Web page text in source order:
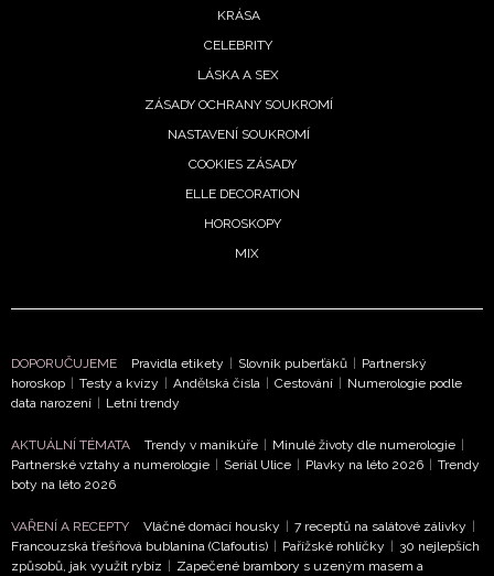
NEWSLETTER
ODESLAT
podmínkami společnosti BurdaMedia Extra s.r.o.a
potvrzujete, že jste se seznámili seZásadami
KRÁSA
CELEBRITY
LÁSKA A SEX
ZÁSADY OCHRANY SOUKROMÍ
NASTAVENÍ SOUKROMÍ
COOKIES ZÁSADY
ELLE DECORATION
HOROSKOPY
MIX
DOPORUČUJEME Pravidla etikety Slovník puberťáků
Partnerský
horoskop
Testy a kvízy Andělská čísla Cestování
Numerologie podle
data narození
Letní trendy
AKTUÁLNÍ TÉMATA Trendy v manikúře Minulé životy dle numerologie
Partnerské vztahy a numerologie
Seriál Ulice Plavky na léto 2026
Trendy
boty na léto 2026
VAŘENÍ A RECEPTY Vláčné domácí housky 7 receptů na salátové zálivky
Francouzská třešňová bublanina (Clafoutis)
Pařížské rohlíčky
30 nejlepších
způsobů, jak využít rybíz
Zapečené brambory s uzeným masem a